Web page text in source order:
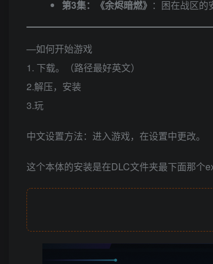
第3集：《余烬暗燃》 ：困在战区
—如何开始游戏
1. 下载。（路径最好英文）
2.解压，安装
3.玩
中文设置方法：进入游戏，在设置中更改。
这个本体的安装是在DLC文件夹最下面那个